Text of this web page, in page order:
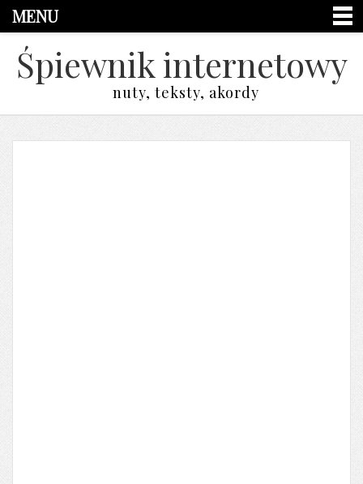
MENU
Śpiewnik internetowy
nuty, teksty, akordy